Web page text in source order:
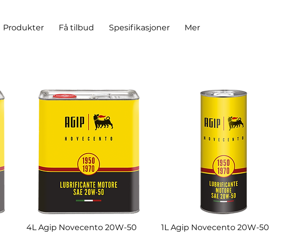
Produkter Få tilbud Spesifikasjoner Mer
4L Agip Novecento 20W-50 1L Agip Novecento 20W-50